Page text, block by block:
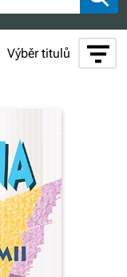
Výběr titulů